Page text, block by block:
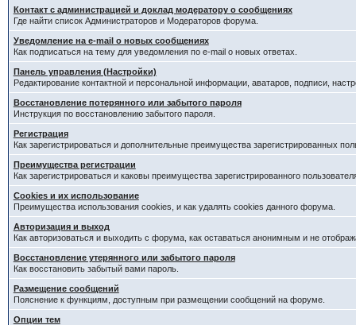
Контакт с администрацией и доклад модератору о сообщениях
Где найти список Администраторов и Модераторов форума.
Уведомление на e-mail о новых сообщениях
Как подписаться на тему для уведомления по e-mail о новых ответах.
Панель управления (Настройки)
Редактирование контактной и персональной информации, аватаров, подписи,
Восстановление потерянного или забытого пароля
Инструкция по восстановлению забытого пароля.
Регистрация
Как зарегистрироваться и дополнительные преимущества зарегистрированных
Преимущества регистрации
Как зарегистрироваться и каковы преимущества зарегистрированного
Cookies и их использование
Преимущества использования cookies, и как удалять cookies данного форума.
Авторизация и выход
Как авторизоваться и выходить с форума, как оставаться анонимным и не
Восстановление утерянного или забытого пароля
Как восстановить забытый вами пароль.
Размещение сообщений
Пояснение к функциям, доступным при размещении сообщений на форуме.
Опции тем